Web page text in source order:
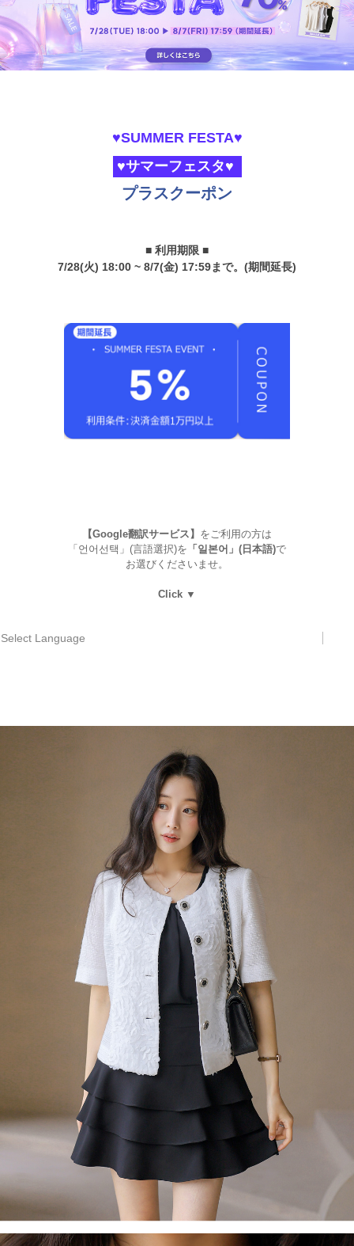
♥SUMMER FESTA♥
♥サマーフェスタ♥
プラスクーポン
■ 利用期限 ■
7/28(火) 18:00 ~ 8/7(金) 17:59まで。(期間延長)
【Google翻訳サービス】 をご利用の方は
「언어선택」(言語選択)を 「일본어」(日本語)で
お選びくださいませ。
Click ▼
Select Language